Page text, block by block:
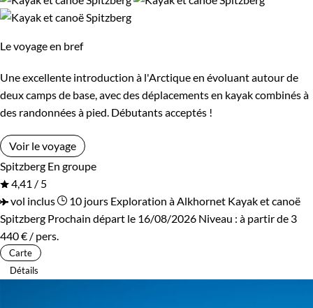
Guide de voyage Spitzberg
Itinérance
Haute Montagne
Terres Polaires
Le voyage en bref
Une excellente introduction à l'Arctique en évoluant autour de
deux camps de base, avec des déplacements en kayak combinés à
des randonnées à pied. Débutants acceptés !
Voir le voyage
Spitzberg En groupe
4,41 / 5
vol inclus
10 jours Exploration à Alkhornet Kayak et canoë
Spitzberg Prochain départ le 16/08/2026 Niveau : à partir de 3
440 € / pers.
Carte
Détails